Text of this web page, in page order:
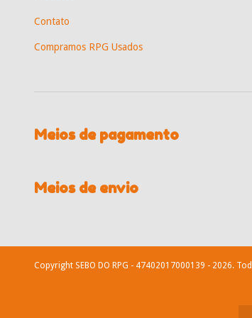
Contato
Compramos RPG Usados
Meios de pagamento
Meios de envio
Copyright SEBO DO RPG - 47402017000139 - 2026.